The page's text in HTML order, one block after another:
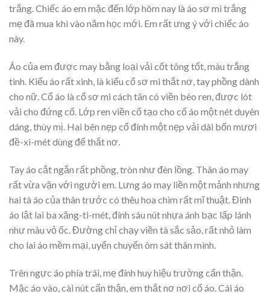
trắng. Chiếc áo em mặc đến lớp hôm nay là áo sơ mi trắng
mẹ đã mua khi vào năm học mới. Em rất ưng ý với chiếc áo
này.
Áo của em được may bằng loại vải cốt tông tốt, màu trắng
tinh. Kiểu áo rất xinh, là kiểu cổ sơ mi thắt nơ, tay phồng dành
cho nữ. Cổ áo là cổ sơ mi cách tân có viền bèo ren, được lót
vải cho đứng cổ. Lớp ren viền cổ tạo cho cổ áo một nét duyên
dáng, thùy mị. Hai bên nẹp cổ đính một nẹp vải dài bốn mươi
đề-xi-mét dùng để thắt nơ.
Tay áo cắt ngắn rất phồng, tròn như đèn lồng. Thân áo may
rất vừa vặn với người em. Lưng áo may liền một mảnh nhưng
hai tà áo của thân trước có thêu hoa chìm rất mĩ thuật. Đinh
áo lật lai ba xăng-ti-mét, đính sáu nút nhựa ánh bạc lấp lánh
như màu vỏ ốc. Đường chỉ chạy viền tà sắc sảo, rất nhỏ làm
cho lai áo mềm mại, uyển chuyển ôm sát thân mình.
Trên ngực áo phía trái, mẹ đính huy hiệu trường cẩn thận.
Mặc áo vào, cài nút cẩn thận, em thắt nơ nơi cổ áo. Cái áo